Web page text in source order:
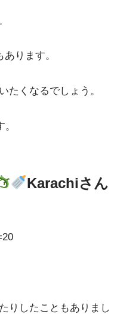
ります。
たくなるでしょう。
Karachiさん
りしたこともありまし